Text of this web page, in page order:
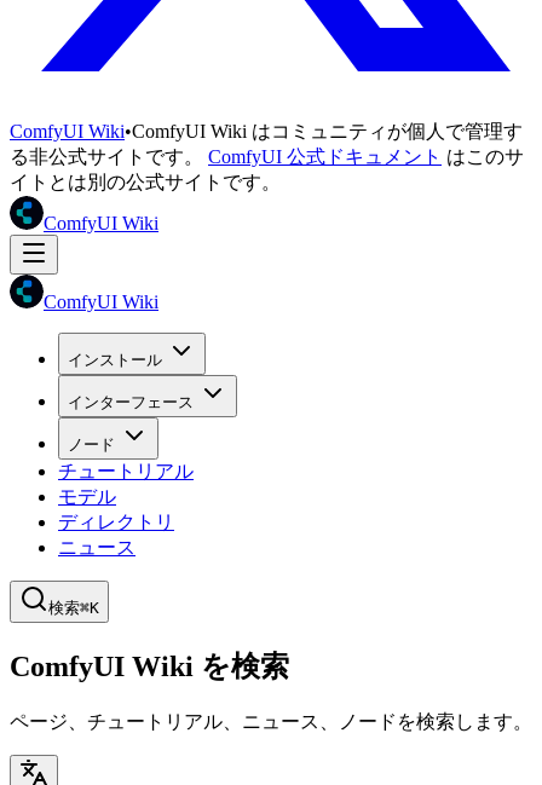
ComfyUI Wiki•ComfyUI Wiki はコミュニティが個人で管理す
る非公式サイトです。
ComfyUI 公式ドキュメント はこのサ
イトとは別の公式サイトです。
ComfyUI Wiki
ComfyUI Wiki
インストール
インターフェース
ノード
チュートリアル
モデル
ディレクトリ
ニュース
検索⌘K
ComfyUI Wiki を検索
ページ、チュートリアル、ニュース、ノードを検索します。